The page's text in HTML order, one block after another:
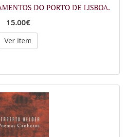
DO PORTO DE LISBOA.
15.00€
Ver Item